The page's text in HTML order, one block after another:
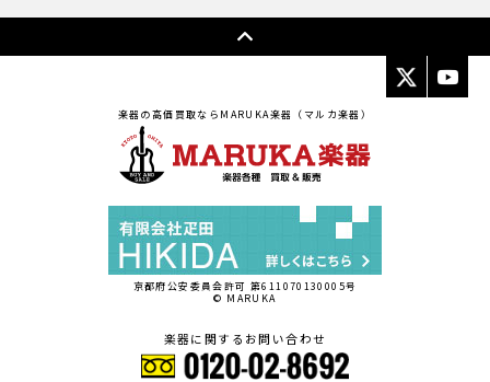
楽器の高価買取ならMARUKA楽器（マルカ楽器）
京都府公安委員会許可 第611070130005号
© MARUKA
楽器に関するお問い合わせ